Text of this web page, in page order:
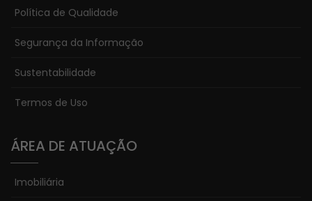
Política de Qualidade
Segurança da Informação
Sustentabilidade
Termos de Uso
ÁREA DE ATUAÇÃO
Imobiliária